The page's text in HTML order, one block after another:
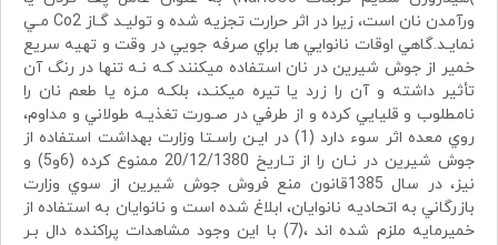
ورآمدن نان است، زيرا در اثر حرارت تجزيه شده و توليـد گـاز Co2 مـي
نمايـد.گاهي اوقات نانوايي ها براي صرفه جويي در وقت و تهيه سريع
خمير از جوش شيرين در نان استفاده ميکنند کـه نـه تنها در رنگ آن
تأثير داشته و آن را زرد يا تيره ميکنـد، بلکـه مـزه يا طعم نان را
نامطلوب و قليايي کرده و از طرفي در صـورت تغذيـه طولاني و مداوم،
روي معده اثر سوء دارد (1) در ايـن راسـتا وزارت بهداشت استفاده از
جوش شيرين در نـان را از تـاريخ 20/12/1380 ممنوع کرده (6و5) و
نيز، در سال 1385قانون منع فروش جوش شيرين از سوي وزارت
بازرگاني به اتحاديه نانوايان، ابلاغ شده است و نانوايان به استفاده از
خميرمايه ملزم شده اند ،(7) با اين وجود مشاهدات پراکنده دال بـر